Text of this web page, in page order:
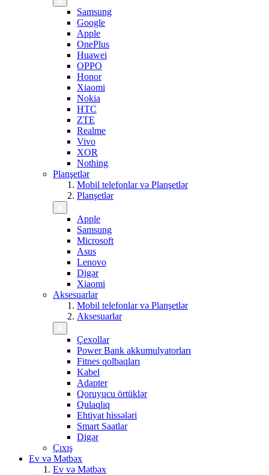
Samsung
Google
Apple
OnePlus
Huawei
OPPO
Honor
Xiaomi
Nokia
HTC
ZTE
Realme
Vivo
XOR
Nothing
Planşetlər
Mobil telefonlar və Planşetlər
Planşetlər
Apple
Samsung
Microsoft
Asus
Lenovo
Digər
Xiaomi
Aksesuarlar
Mobil telefonlar və Planşetlər
Aksesuarlar
Çexollar
Power Bank akkumulyatorları
Fitnes qolbaqları
Kabel
Adapter
Qoruyucu örtüklər
Qulaqlıq
Ehtiyat hissələri
Smart Saatlar
Digər
Çıxış
Ev və Mətbəx
Ev və Mətbəx